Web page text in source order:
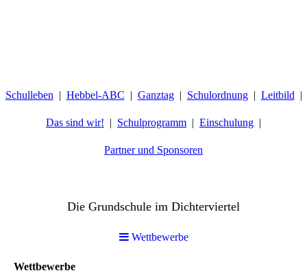
Schulleben Hebbel-ABC Ganztag Schulordnung Leitbild
Das sind wir! Schulprogramm Einschulung
Partner und Sponsoren
Die Grundschule im Dichterviertel
Wettbewerbe
Wettbewerbe